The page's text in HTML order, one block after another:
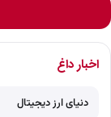
اخبار داغ
دنیای ارز دیجیتال